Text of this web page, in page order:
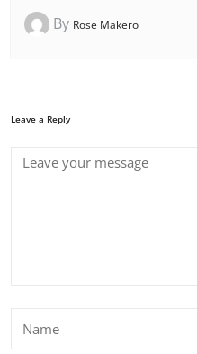
By Rose Makero
Leave a Reply